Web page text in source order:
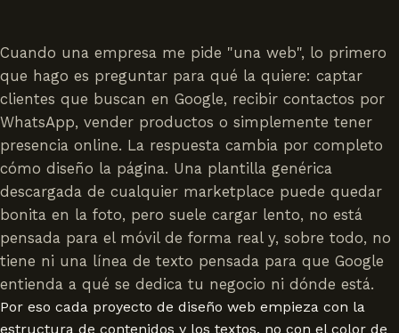
Cuando una empresa me pide "una web", lo primero
que hago es preguntar para qué la quiere: captar
clientes que buscan en Google, recibir contactos por
WhatsApp, vender productos o simplemente tener
presencia online. La respuesta cambia por completo
cómo diseño la página. Una plantilla genérica
descargada de cualquier marketplace puede quedar
bonita en la foto, pero suele cargar lento, no está
pensada para el móvil de forma real y, sobre todo, no
tiene ni una línea de texto pensada para que Google
entienda a qué se dedica tu negocio ni dónde está.
Por eso cada proyecto de diseño web empieza con la
estructura de contenidos y los textos, no con el color de